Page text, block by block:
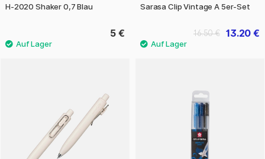
H-2020 Shaker 0,7 Blau
5 €
Sarasa Clip Vintage A 5er-Set
13.20 €
16.50 €